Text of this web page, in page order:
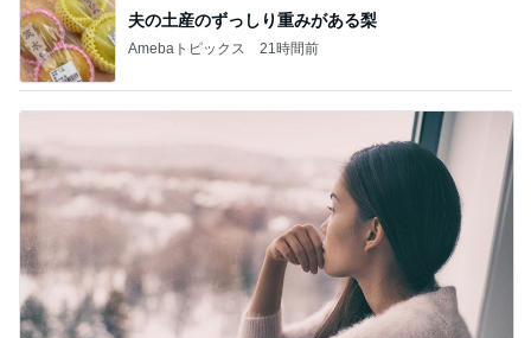
夫の土産のずっしり重みがある梨
Amebaトピックス 21時間前